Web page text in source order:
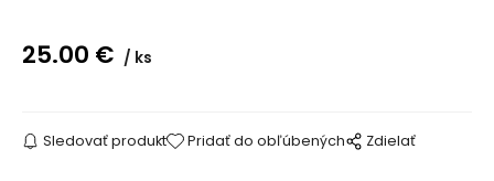
25.00 € ks
Sledovať produkt Pridať do obľúbených Zdielať